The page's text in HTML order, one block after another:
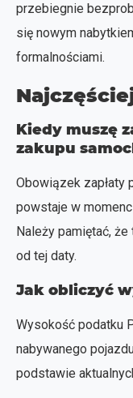
przebiegnie
się nowym
formalnościami.
Kiedy muszę
zakupu
Obowiązek zapłaty
powstaje w
Należy pamiętać,
od tej daty.
Jak obliczyć
Wysokość podatku
nabywanego
podstawie